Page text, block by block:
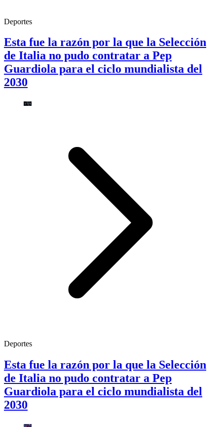
Deportes
Esta fue la razón por la que la Selección
de Italia no pudo contratar a Pep
Guardiola para el ciclo mundialista del
2030
Deportes
Esta fue la razón por la que la Selección
de Italia no pudo contratar a Pep
Guardiola para el ciclo mundialista del
2030